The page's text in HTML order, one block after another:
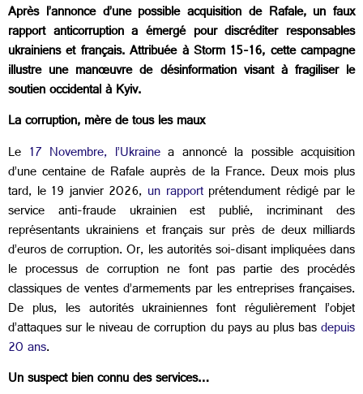
Après l’annonce d’une possible acquisition de Rafale, un faux
rapport anticorruption a émergé pour discréditer responsables
ukrainiens et français. Attribuée à Storm 15-16, cette campagne
illustre une manœuvre de désinformation visant à fragiliser le
soutien occidental à Kyiv.
La corruption, mère de tous les maux
Le 17 Novembre, l’Ukrainea annoncé la possible acquisition
d’une centaine de Rafale auprès de la France. Deux mois plus
tard, le 19 janvier 2026, un rapport prétendument rédigé par le
service anti-fraude ukrainien est publié, incriminant des
représentants ukrainiens et français sur près de deux milliards
d’euros de corruption. Or, les autorités soi-disant impliquées dans
le processus de corruption ne font pas partie des procédés
classiques de ventes d’armements par les entreprises françaises.
De plus, les autorités ukrainiennes font régulièrement l’objet
d’attaques sur le niveau de corruption du pays au plus basdepuis
20 ans.
Un suspect bien connu des services…